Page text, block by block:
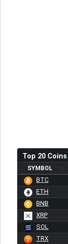
Top 20 Coins
SYMBOL
BTC
ETH
BNB
XRP
SOL
TRX